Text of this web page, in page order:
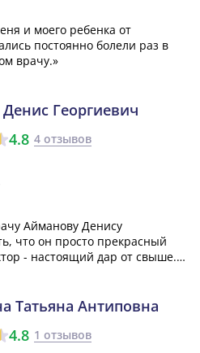
и моего ребенка от
постоянно болели раз в
врачу.»
Георгиевич
4.8 4 отзывов
Айманову Денису
что он просто прекрасный
- настоящий дар от свыше. Я
Татьяна Антиповна
4.8 1 отзывов